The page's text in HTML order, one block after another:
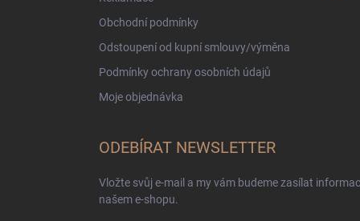
Obchodní podmínky
Odstoupení od kupní smlouvy/výměna
Podmínky ochrany osobních údajů
Moje objednávka
ODEBÍRAT NEWSLETTER
Vložte svůj e-mail a my vám budeme zasílat
našem e-shopu.